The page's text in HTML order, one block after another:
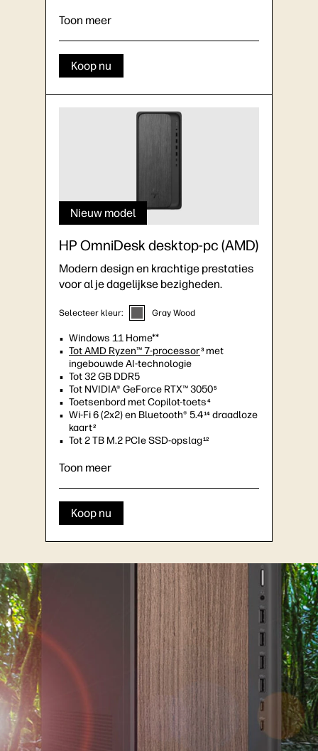
Ondersteuning voor twee monitors
Toon meer
Koop nu
Nieuw model
HP OmniDesk desktop-pc (AMD)
Modern design en krachtige prestaties
voor al je dagelijkse bezigheden.
Selecteer kleur: Gray Wood
Windows 11 Home**
Tot AMD Ryzen™ 7-processor3 met
ingebouwde AI-technologie
Tot 32 GB DDR5
Tot NVIDIA® GeForce RTX™ 30505
Toetsenbord met Copilot-toets 4
Wi-Fi 6 (2x2) en Bluetooth® 5.414draadloze
kaart2
Tot 2 TB M.2 PCIe SSD-opslag12
C®-poorten
Toon meer
Koop nu